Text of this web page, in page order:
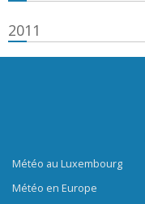
2011
Météo au Luxembourg
Météo en Europe